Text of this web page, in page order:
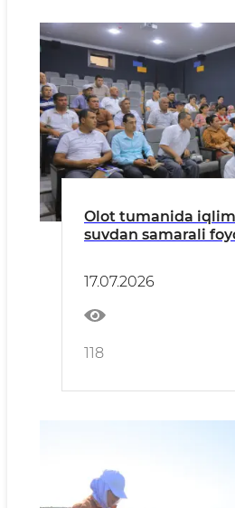
Olot tumanida
suvdan samarali
17.07.2026
118